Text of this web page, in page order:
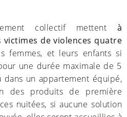
collectif mettent à
de violences quatre
femmes, et leurs enfants si
une durée maximale de 5
dans un appartement équipé,
des produits de première
nuitées, si aucune solution